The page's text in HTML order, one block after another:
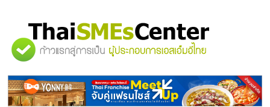
ThaiFranchise Meet Up จับคู่แฟรน
ไชส์ ครั้งที่ 8
ร้านเครื่องเสียงคุณภาพสูง พร้อม
บริษัท Cybersecurity ในไทยที่ไหนดี?
วิธีเลือกผู้ให้บริการให้คุ้มค่าและตอบ
โจทย์ธุรกิจ
"ศูนย์
รวม